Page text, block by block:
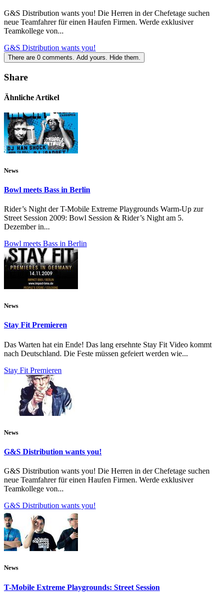
G&S Distribution wants you! Die Herren in der Chefetage suchen
neue Teamfahrer für einen Haufen Firmen. Werde exklusiver
Teamkollege von...
G&S Distribution wants you!
There are 0 comments. Add yours. Hide them.
Share
Ähnliche Artikel
News
Bowl meets Bass in Berlin
Rider’s Night der T-Mobile Extreme Playgrounds Warm-Up zur
Street Session 2009: Bowl Session & Rider’s Night am 5.
Dezember in...
Bowl meets Bass in Berlin
News
Stay Fit Premieren
Das Warten hat ein Ende! Das lang ersehnte Stay Fit Video kommt
nach Deutschland. Die Feste müssen gefeiert werden wie...
Stay Fit Premieren
News
G&S Distribution wants you!
G&S Distribution wants you! Die Herren in der Chefetage suchen
neue Teamfahrer für einen Haufen Firmen. Werde exklusiver
Teamkollege von...
G&S Distribution wants you!
News
T-Mobile Extreme Playgrounds: Street Session